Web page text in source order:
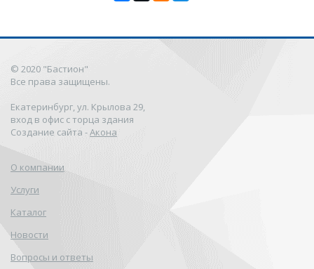
© 2020 "Бастион"
Все права защищены.
Екатеринбург, ул. Крылова 29,
вход в офис с торца здания
Создание сайта -Акона
О компании
Услуги
Каталог
Новости
Вопросы и ответы